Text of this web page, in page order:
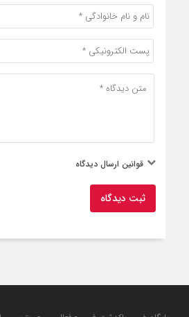
قوانین ارسال دیدگاه
ثبت دیدگاه